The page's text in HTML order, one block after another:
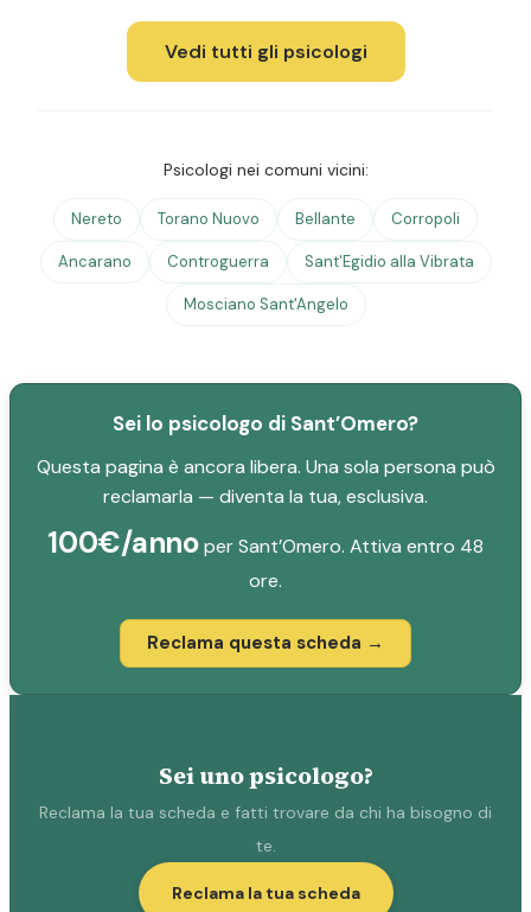
Vedi tutti gli psicologi
Psicologi nei comuni vicini:
Nereto Torano Nuovo Bellante Corropoli
Ancarano Controguerra Sant'Egidio alla Vibrata
Mosciano Sant'Angelo
Sei lo psicologo di Sant’Omero?
Questa pagina è ancora libera. Una sola persona può
reclamarla — diventa la tua, esclusiva.
100€/annoper Sant’Omero. Attiva entro 48
ore.
Reclama questa scheda →
Sei uno psicologo?
Reclama la tua scheda e fatti trovare da chi ha bisogno di
te.
Reclama la tua scheda